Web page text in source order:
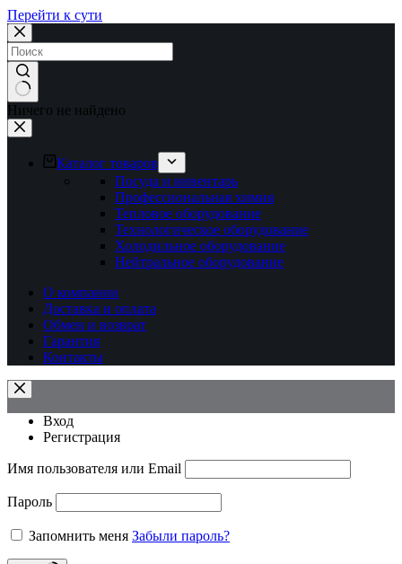
Перейти к сути
Ничего не найдено
Каталог товаров
Посуда и инвентарь
Профессиональная химия
Тепловое оборудование
Технологическое оборудование
Холодильное оборудование
Нейтральное оборудование
О компании
Доставка и оплата
Обмен и возврат
Гарантия
Контакты
Вход
Регистрация
Имя пользователя или Email
Пароль
Запомнить меня Забыли пароль?